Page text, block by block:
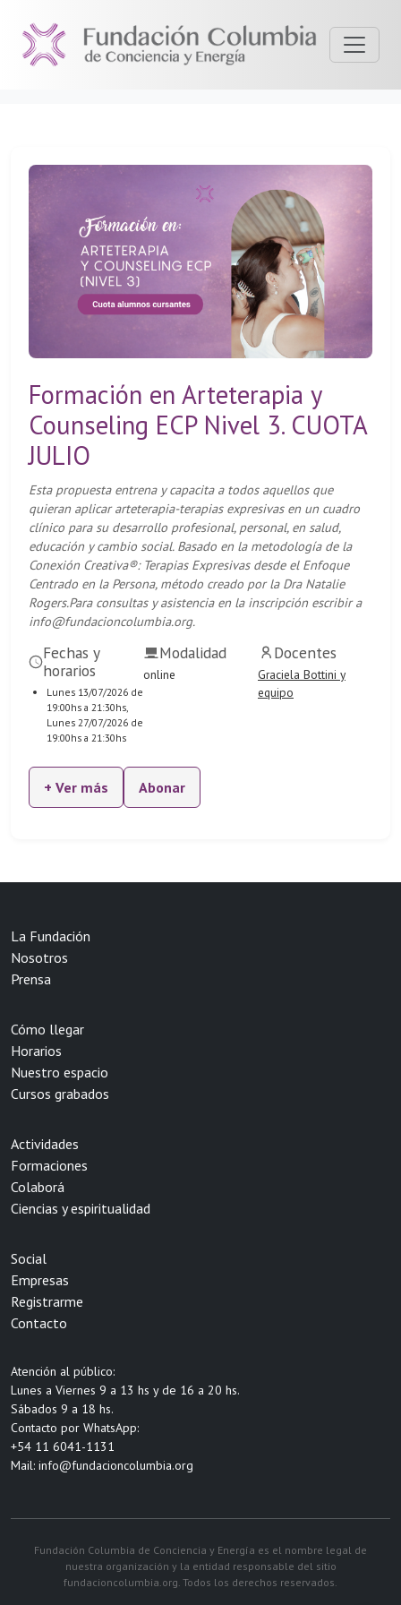
Formación en Arteterapia y
Counseling ECP Nivel 3. CUOTA
JULIO
Esta propuesta entrena y capacita a todos aquellos que
quieran aplicar arteterapia-terapias expresivas en un cuadro
clínico para su desarrollo profesional, personal, en salud,
educación y cambio social. Basado en la metodología de la
Conexión Creativa®: Terapias Expresivas desde el Enfoque
Centrado en la Persona, método creado por la Dra Natalie
Rogers.Para consultas y asistencia en la inscripción escribir a
info@fundacioncolumbia.org.
Fechas y
horarios
Lunes 13/07/2026 de
19:00hs a 21:30hs,
Lunes 27/07/2026 de
19:00hs a 21:30hs
Modalidad
online
Docentes
Graciela Bottini y
equipo
+ Ver más Abonar
La Fundación
Nosotros
Prensa
Cómo llegar
Horarios
Nuestro espacio
Cursos grabados
Actividades
Formaciones
Colaborá
Ciencias y espiritualidad
Social
Empresas
Registrarme
Contacto
Atención al público:
Lunes a Viernes 9 a 13 hs y de 16 a 20 hs.
Sábados 9 a 18 hs.
Contacto por WhatsApp:
+54 11 6041-1131
Mail: info@fundacioncolumbia.org
Fundación Columbia de Conciencia y Energía es el nombre legal de
nuestra organización y la entidad responsable del sitio
fundacioncolumbia.org. Todos los derechos reservados.